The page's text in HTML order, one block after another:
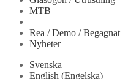
MTB
Rea / Demo / Begagnat
Nyheter
Svenska
English (Engelska)